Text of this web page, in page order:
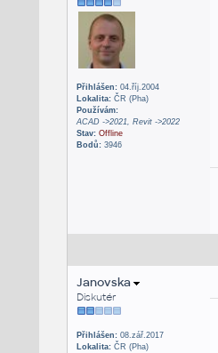
Přihlášen:04.říj.2004
Lokalita:ČR (Pha)
Používám:
ACAD ->2021, Revit ->2022
Stav: Offline
Bodů:3946
Janovska
Diskutér
Přihlášen:08.zář.2017
Lokalita:ČR (Pha)